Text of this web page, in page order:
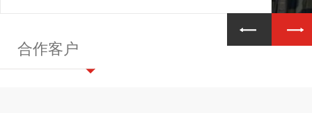
合作客户